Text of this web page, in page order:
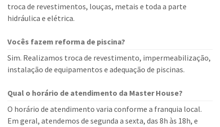
troca de revestimentos, louças, metais e toda a parte
hidráulica e elétrica.
Vocês fazem reforma de piscina?
Sim. Realizamos troca de revestimento, impermeabilização,
instalação de equipamentos e adequação de piscinas.
Qual o horário de atendimento da Master House?
O horário de atendimento varia conforme a franquia local.
Em geral, atendemos de segunda a sexta, das 8h às 18h, e